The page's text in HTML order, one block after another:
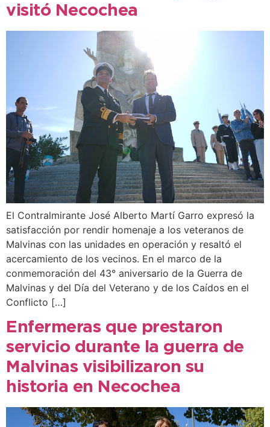
visitó Necochea
El Contralmirante José Alberto Martí Garro expresó la
satisfacción por rendir homenaje a los veteranos de
Malvinas con las unidades en operación y resaltó el
acercamiento de los vecinos. En el marco de la
conmemoración del 43° aniversario de la Guerra de
Malvinas y del Día del Veterano y de los Caídos en el
Conflicto […]
Enfermeras que prestaron
servicio durante la guerra de
Malvinas visibilizaron su
historia en Necochea